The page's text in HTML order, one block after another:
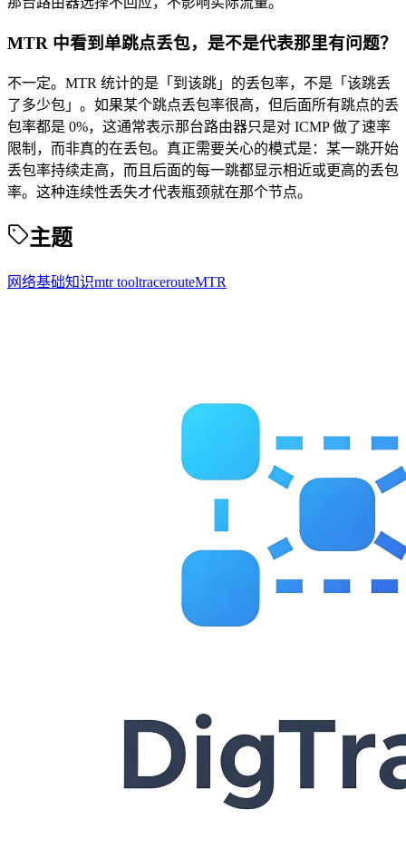
MTR 中看到单跳点丢包，是不是代表那里有问题？
不一定。MTR 统计的是「到该跳」的丢包率，不是「该跳丢
了多少包」。如果某个跳点丢包率很高，但后面所有跳点的丢
包率都是 0%，这通常表示那台路由器只是对 ICMP 做了速率
限制，而非真的在丢包。真正需要关心的模式是：某一跳开始
丢包率持续走高，而且后面的每一跳都显示相近或更高的丢包
率。这种连续性丢失才代表瓶颈就在那个节点。
主题
网络基础知识mtr tooltracerouteMTR